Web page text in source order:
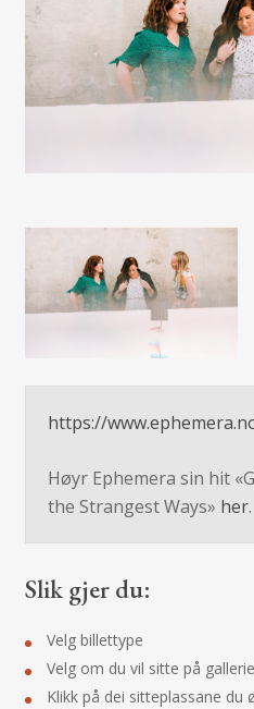
https://
Høyr Ephemera sin hit
the Strangest Ways» her.
Slik gjer du:
Velg billettype
Velg om du vil sitte på
Klikk på dei sitteplassane du